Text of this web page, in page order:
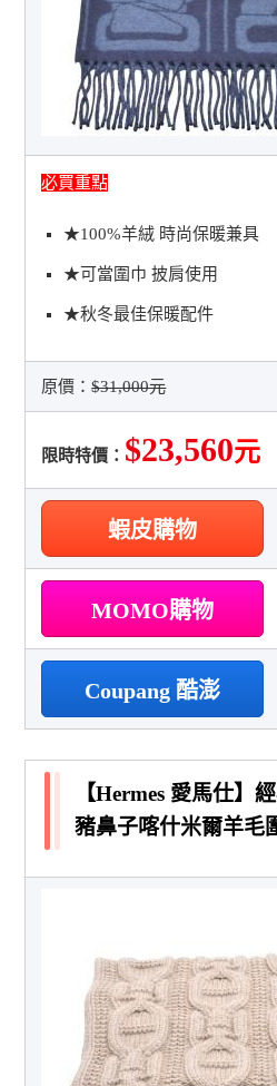
必買重點
★100%羊絨 時尚保暖兼具
★可當圍巾 披肩使用
★秋冬最佳保暖配件
原價：$31,000元
限時特價： $23,560元
蝦皮購物
MOMO購物
Coupang 酷澎
【Hermes 愛馬仕】
豬鼻子喀什米爾羊毛